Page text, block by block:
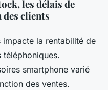
les délais de
clients
la rentabilité de
smartphone varié
des ventes.